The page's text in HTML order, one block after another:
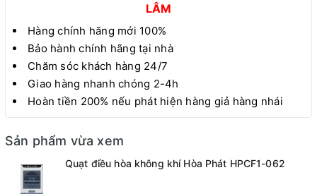
LÂM
Hàng chính hãng mới 100%
Bảo hành chính hãng tại nhà
Chăm sóc khách hàng 24/7
Giao hàng nhanh chóng 2-4h
Hoàn tiền 200% nếu phát hiện hàng giả hàng nhái
Sản phẩm vừa xem
Quạt điều hòa không khí Hòa Phát HPCF1-062